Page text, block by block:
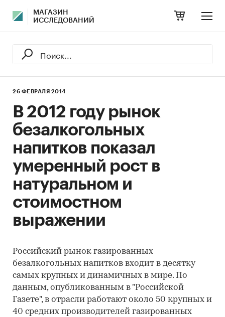
МАГАЗИН
ИССЛЕДОВАНИЙ
26 ФЕВРАЛЯ 2014
В 2012 году рынок
безалкогольных
напитков показал
умеренный рост в
натуральном и
стоимостном
выражении
Российский рынок газированных
безалкогольных напитков входит в десятку
самых крупных и динамичных в мире. По
данным, опубликованным в "Российской
Газете", в отрасли работают около 50 крупных и
40 средних производителей газированных